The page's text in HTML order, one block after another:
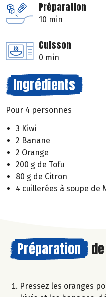
Préparation
10 min
Cuisson
0 min
Ingrédients
Pour 4 personnes
3 Kiwi
2 Banane
2 Orange
200 g de Tofu
80 g de Citron
4 cuillerées à soupe de
Préparation
Pressez les oranges